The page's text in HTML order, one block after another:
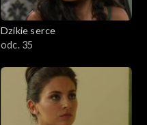
Dzikie serce
odc. 35